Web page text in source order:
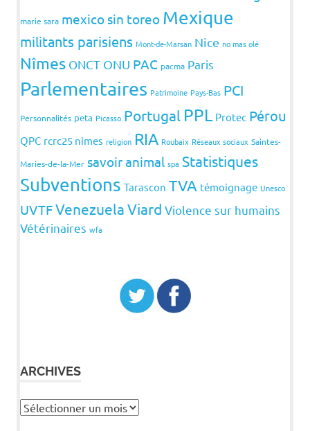
marie sara mexico sin toreo Mexique
militants parisiens Mont-de-Marsan Nice no mas olé
Nîmes ONCT ONU PAC pacma Paris
Parlementaires Patrimoine Pays-Bas PCI
Personnalités peta Picasso Portugal PPL Protec Pérou
QPC rcrc25 nimes religion RIA Roubaix Réseaux sociaux Saintes-
Maries-de-la-Mer savoir animal spa Statistiques
Subventions Tarascon TVA témoignage Unesco
UVTFVenezuelaViard Violence sur humains
Vétérinaires wfa
ARCHIVES
Archives